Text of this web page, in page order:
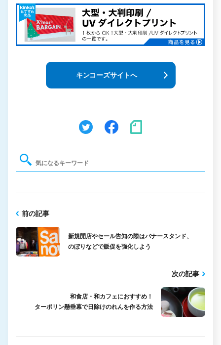
キンコーズサイトへ
前の記事
新規開店やセール告知の際はバナースタンド、
のぼりなどで販促を強化しよう
次の記事
和食店・和カフェにおすすめ！
ターポリン懸垂幕で日除けのれんを作る方法